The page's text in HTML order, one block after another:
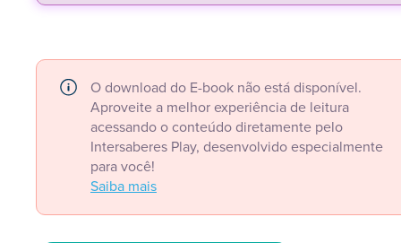
O download do E-book não está disponível.
Aproveite a melhor experiência de leitura
acessando o conteúdo diretamente pelo
Intersaberes Play, desenvolvido especialmente
para você!
Saiba mais